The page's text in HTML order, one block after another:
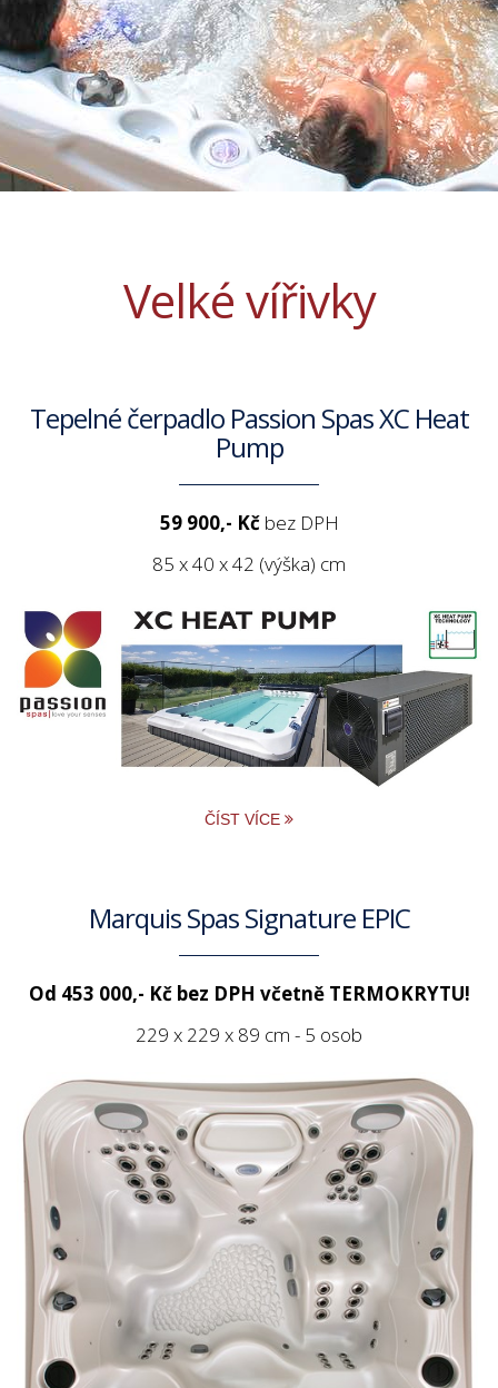
Velké vířivky
Tepelné čerpadlo Passion Spas XC Heat
Pump
59 900,- Kčbez DPH
85 x 40 x 42 (výška) cm
ČÍST VÍCE
Marquis Spas Signature EPIC
Od 453 000,- Kč bez DPH včetně TERMOKRYTU!
229 x 229 x 89 cm - 5 osob